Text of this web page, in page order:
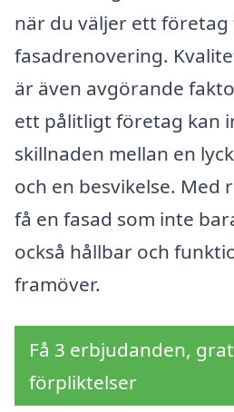
när du väljer ett
fasadrenovering.
är även avgörande
ett pålitligt företag kan
skillnaden mellan en
och en besvikelse. Med
få en fasad som inte
också hållbar och
framöver.
Få 3 erbjudanden,
förpliktelser